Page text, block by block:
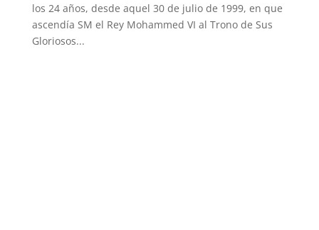
los 24 años, desde aquel 30 de julio de 1999, en que
ascendía SM el Rey Mohammed VI al Trono de Sus
Gloriosos...